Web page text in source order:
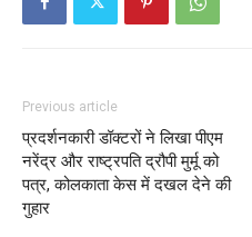
Previous article
प्रदर्शनकारी डॉक्टरों ने लिखा पीएम
नरेंद्र और राष्ट्रपति द्रौपी मुर्मू को
पत्र, कोलकाता केस में दखल देने की
गुहार